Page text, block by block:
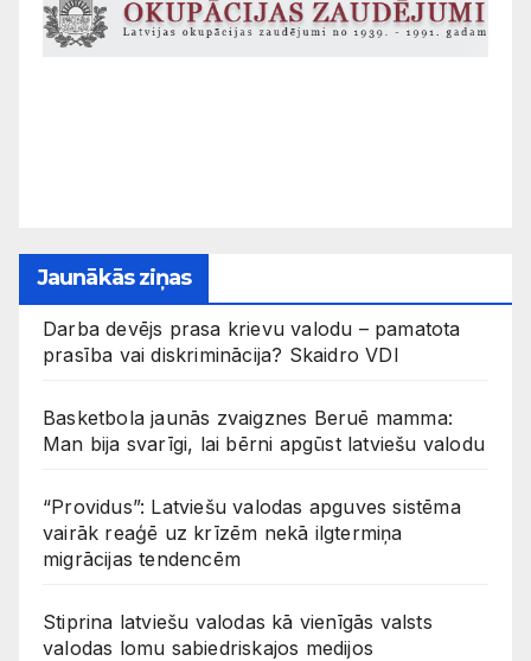
Jaunākās ziņas
Darba devējs prasa krievu valodu – pamatota
prasība vai diskriminācija? Skaidro VDI
Basketbola jaunās zvaigznes Beruē mamma:
Man bija svarīgi, lai bērni apgūst latviešu valodu
“Providus”: Latviešu valodas apguves sistēma
vairāk reaģē uz krīzēm nekā ilgtermiņa
migrācijas tendencēm
Stiprina latviešu valodas kā vienīgās valsts
valodas lomu sabiedriskajos medijos